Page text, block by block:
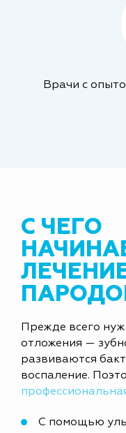
Врачи с
С ЧЕГО
Прежде всего
отложения —
развиваются
воспаление.
С помощью